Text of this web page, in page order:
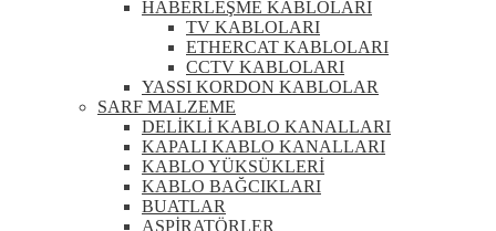
HABERLEŞME KABLOLARI
TV KABLOLARI
ETHERCAT KABLOLARI
CCTV KABLOLARI
YASSI KORDON KABLOLAR
SARF MALZEME
DELİKLİ KABLO KANALLARI
KAPALI KABLO KANALLARI
KABLO YÜKSÜKLERİ
KABLO BAĞCIKLARI
BUATLAR
ASPİRATÖRLER